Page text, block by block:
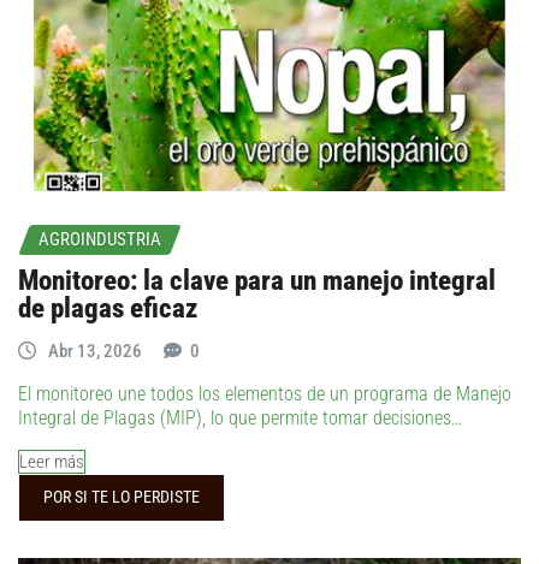
AGROINDUSTRIA
Monitoreo: la clave para un manejo integral
de plagas eficaz
Abr 13, 2026 0
El monitoreo une todos los elementos de un programa de Manejo
Integral de Plagas (MIP), lo que permite tomar decisiones…
Leer más
POR SI TE LO PERDISTE